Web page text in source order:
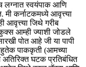
लग्नात स्वयंपाक आणि
मी कर्नाटकमध्ये आवृत्त्या
आवृत्त्या जिथे गरीब
आम्ही ज्याशी जोडले
पोत आहे जी या पापी
पाककृती (आमच्या
अतिरिक्त घटक प्रतिबंधित